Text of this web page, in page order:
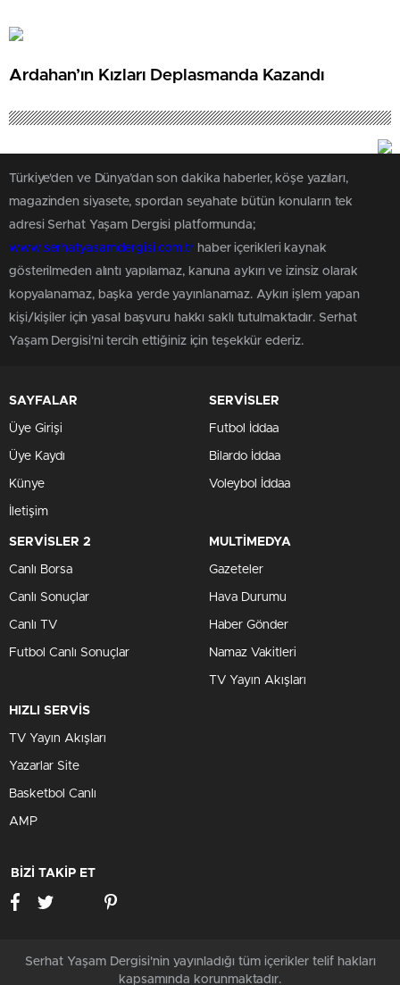
Ardahan’ın Kızları Deplasmanda Kazandı
Türkiye'den ve Dünya’dan son dakika haberler, köşe yazıları,
magazinden siyasete, spordan seyahate bütün konuların tek
adresi Serhat Yaşam Dergisi platformunda;
www.serhatyasamdergisi.com.tr haber içerikleri kaynak
gösterilmeden alıntı yapılamaz, kanuna aykırı ve izinsiz olarak
kopyalanamaz, başka yerde yayınlanamaz. Aykırı işlem yapan
kişi/kişiler için yasal başvuru hakkı saklı tutulmaktadır. Serhat
Yaşam Dergisi'ni tercih ettiğiniz için teşekkür ederiz.
SAYFALAR
Üye Girişi
Üye Kaydı
Künye
İletişim
SERVİSLER
Futbol İddaa
Bilardo İddaa
Voleybol İddaa
SERVİSLER 2
Canlı Borsa
Canlı Sonuçlar
Canlı TV
Futbol Canlı Sonuçlar
MULTİMEDYA
Gazeteler
Hava Durumu
Haber Gönder
Namaz Vakitleri
TV Yayın Akışları
HIZLI SERVİS
TV Yayın Akışları
Yazarlar Site
Basketbol Canlı
AMP
BİZİ TAKİP ET
Serhat Yaşam Dergisi'nin yayınladığı tüm içerikler telif hakları
kapsamında korunmaktadır.